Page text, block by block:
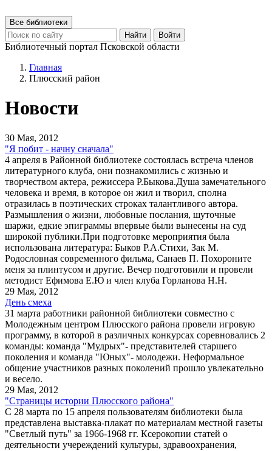
Все библиотеки
Найти
Войти
Библиотечный портал Псковской области
Главная
Плюсский район
Новости
30 Мая, 2012
"Я побит - начну сначала"
4 апреля в Районной библиотеке состоялась встреча членов
литературного клуба, они познакомились с жизнью и
творчеством актера, режиссера Р.Быкова.Душа замечательного
человека и время, в которое он жил и творил, сполна
отразилась в поэтических строках талантливого автора.
Размышления о жизни, любовные послания, шуточные
шаржи, едкие эпиграммы впервые были вынесены на суд
широкой публики.При подготовке мероприятия была
использована литература: Быков Р.А.Стихи, Зак М.
Родословная современного фильма, Санаев П. Похороните
меня за плинтусом и другие. Вечер подготовили и провели
методист Ефимова Е.Ю и член клуба Горланова Н.Н.
29 Мая, 2012
День смеха
31 марта работники районной библиотеки совместно с
Молодежным центром Плюсского района провели игровую
программу, в которой в различных конкурсах соревновались 2
команды: команда "Мудрых"- представителей старшего
поколения и команда "Юных"- молодежи. Неформальное
общение участников разных поколений прошло увлекательно
и весело.
29 Мая, 2012
"Страницы истории Плюсского района"
С 28 марта по 15 апреля пользователям библиотеки была
представлена выставка-плакат по материалам местной газеты
"Светлый путь" за 1966-1968 гг. Ксерокопии статей о
деятельности учереждений культуры, здравоохранения,